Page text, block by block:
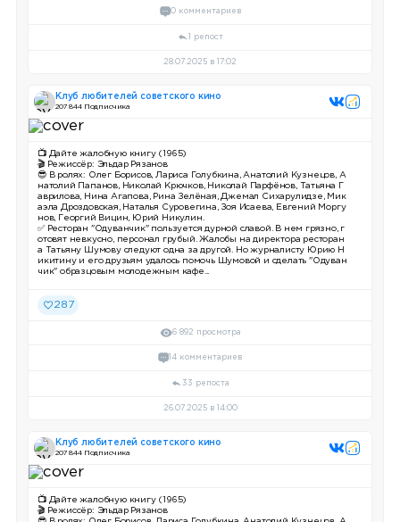
0 комментариев
1 репост
28.07.2025 в 17:02
Клуб любителей советского кино
207 844 Подписчика
📺 Дайте жалобную книгу (1965)
🎬 Режиссёр: Эльдар Рязанов
😎 В ролях: Олег Борисов, Лариса Голубкина, Анатолий Кузнецов, А
натолий Папанов, Николай Крючков, Николай Парфёнов, Татьяна Г
аврилова, Нина Агапова, Рина Зелёная, Джемал Сихарулидзе, Мик
аэла Дроздовская, Наталья Суровегина, Зоя Исаева, Евгений Моргу
нов, Георгий Вицин, Юрий Никулин.
✅ Ресторан "Одуванчик" пользуется дурной славой. В нем грязно, г
отовят невкусно, персонал грубый. Жалобы на директора ресторан
а Татьяну Шумову следуют одна за другой. Но журналисту Юрию Н
икитину и его друзьям удалось помочь Шумовой и сделать "Одуван
чик" образцовым молодежным кафе...
287
6 892 просмотра
14 комментариев
33 репоста
26.07.2025 в 14:00
Клуб любителей советского кино
207 844 Подписчика
📺 Дайте жалобную книгу (1965)
🎬 Режиссёр: Эльдар Рязанов